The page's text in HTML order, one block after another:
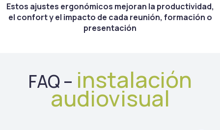
Estos ajustes ergonómicos mejoran la productividad,
el confort y el impacto de cada reunión, formación o
presentación
FAQ – instalación
audiovisual